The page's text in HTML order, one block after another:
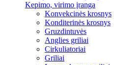
Kepimo, virimo įranga
Konvekcinės krosnys
Konditerinės krosnys
Gruzdintuvės
Anglies griliai
Cirkuliatoriai
Griliai